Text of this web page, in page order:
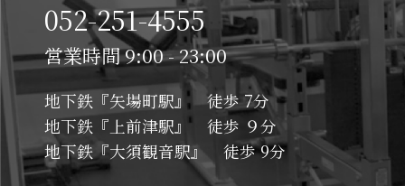
052-251-4555
営業時間 9:00 - 23:00
地下鉄『矢場町駅』 徒歩 7分
地下鉄『上前津駅』 徒歩 ９分
地下鉄『大須観音駅』 徒歩 9分